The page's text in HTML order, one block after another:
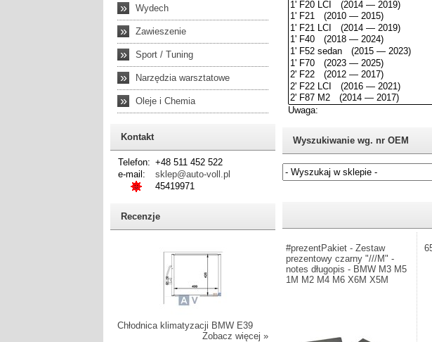
» Wydech
» Zawieszenie
» Sport / Tuning
» Narzędzia warsztatowe
» Oleje i Chemia
Kontakt
Telefon: +48 511 452 522
e-mail:
sklep@auto-voll.pl
45419971
Recenzje
Chłodnica klimatyzacji BMW E39
Zobacz więcej »
Wyszukiwanie wg. nr OEM
#prezentPakiet - Zestaw
prezentowy czarny "///M" -
notes długopis - BMW M3 M5
1M M2 M4 M6 X6M X5M